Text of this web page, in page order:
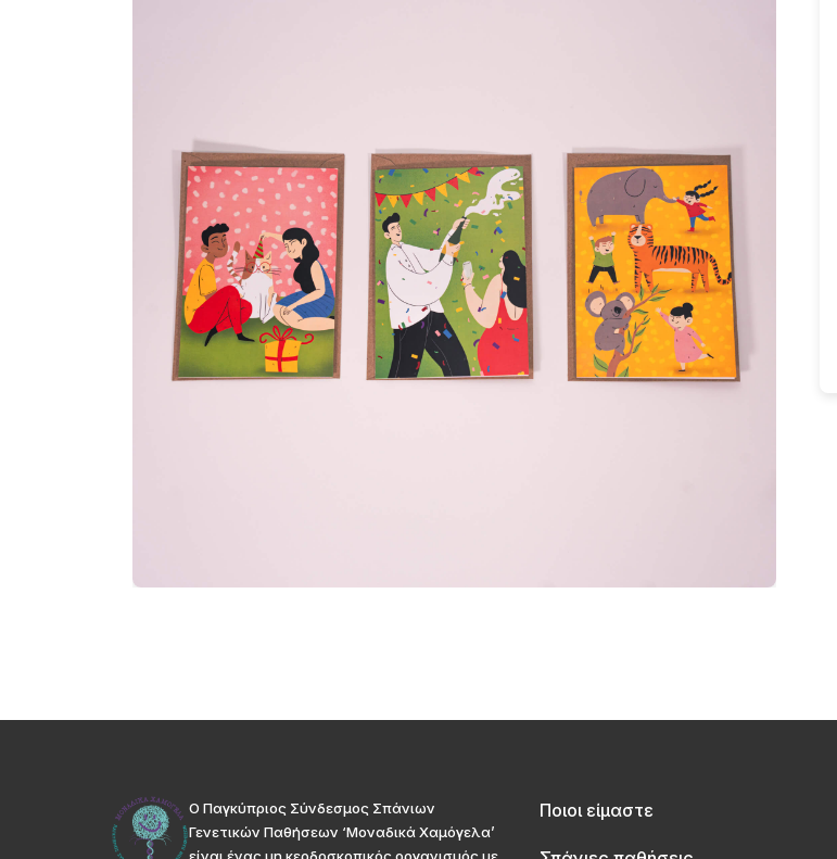
Ο Παγκύπριος Σύνδεσμος Σπάνιων
Γενετικών Παθήσεων ‘Μοναδικά Χαμόγελα’
είναι ένας μη κερδοσκοπικός οργανισμός με
Ποιοι είμαστε